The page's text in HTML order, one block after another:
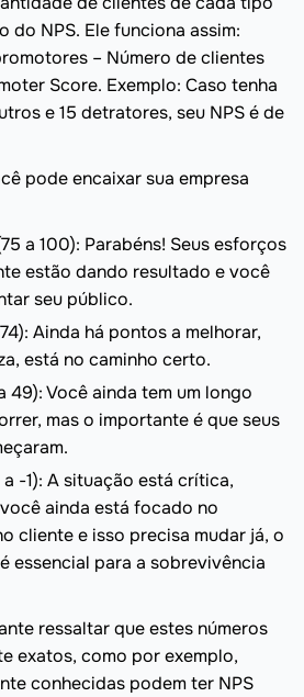
do NPS. Ele funciona assim:
– Número de clientes
Score. Exemplo: Caso tenha
e 15 detratores, seu NPS é de
pode encaixar sua empresa
a 100): Parabéns! Seus esforços
estão dando resultado e você
seu público.
Ainda há pontos a melhorar,
está no caminho certo.
49): Você ainda tem um longo
mas o importante é que seus
a -1): A situação está crítica,
ainda está focado no
cliente e isso precisa mudar já, o
essencial para a sobrevivência
ressaltar que estes números
exatos, como por exemplo,
conhecidas podem ter NPS